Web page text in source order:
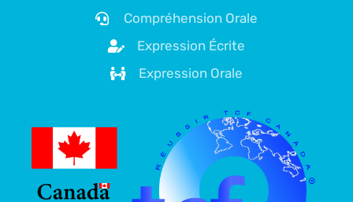
Compréhension Orale
Expression Écrite
Expression Orale